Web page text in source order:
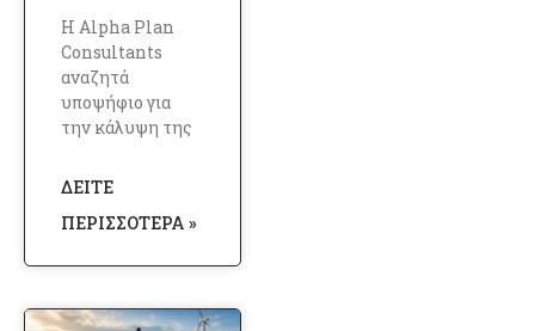
Η Alpha Plan
Consultants
αναζητά
υποψήφιο για
την κάλυψη της
ΔΕΊΤΕ
ΠΕΡΙΣΣΌΤΕΡΑ »